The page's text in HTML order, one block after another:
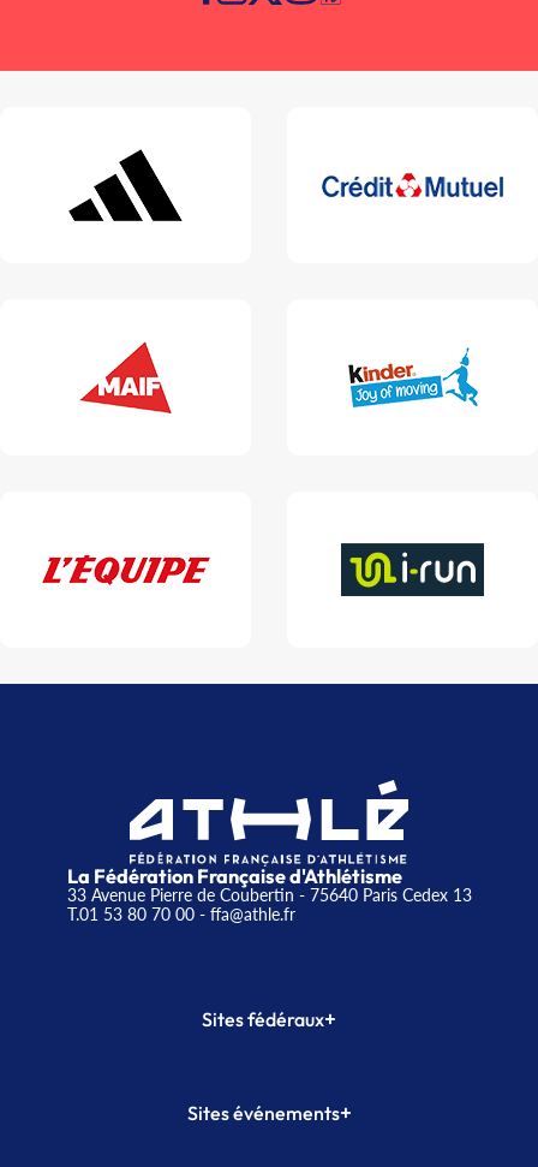
La Fédération Française d'Athlétisme
33 Avenue Pierre de Coubertin - 75640 Paris Cedex 13
T.01 53 80 70 00- ffa@athle.fr
Sites fédéraux+
Plateforme Formation
Sites événements+